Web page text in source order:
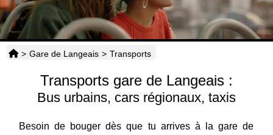
Hôtels
Taxis
Horaires
> Gare de Langeais > Transports
Transports gare de Langeais :
Bus urbains, cars régionaux, taxis
Besoin de bouger dès que tu arrives à la gare de